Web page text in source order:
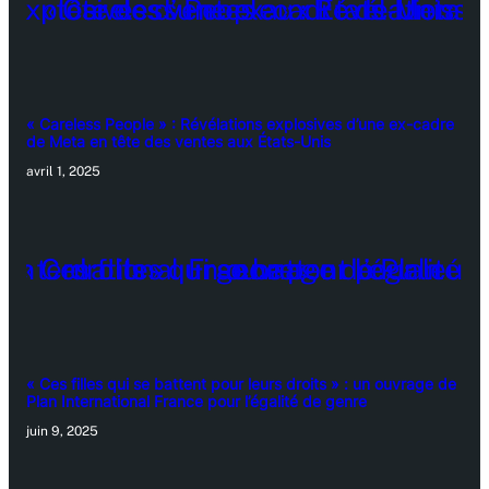
« Careless People » : Révélations explosives d’une ex-cadre
de Meta en tête des ventes aux États-Unis
avril 1, 2025
« Ces filles qui se battent pour leurs droits » : un ouvrage de
Plan International France pour l’égalité de genre
juin 9, 2025